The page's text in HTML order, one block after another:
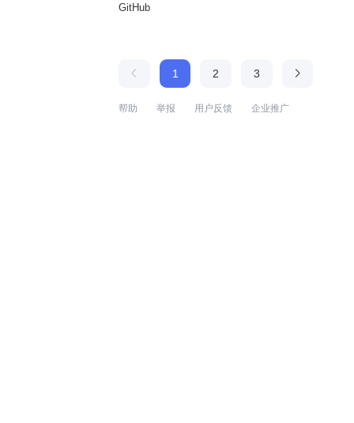
GitHub
1 2 3
帮助 举报 用户反馈 企业推广